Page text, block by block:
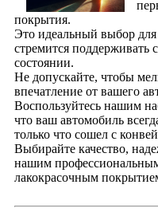
покрытия.
Это идеальный выбор для
стремится поддерживать
состоянии.
Не допускайте, чтобы
впечатление от вашего
Воспользуйтесь нашим
что ваш автомобиль
только что сошел с
Выбирайте качество,
нашим
лакокрасочным